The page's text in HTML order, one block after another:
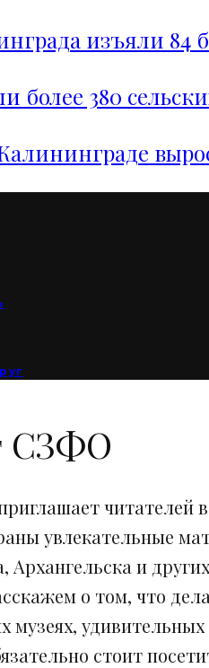
изъяли 84
более 380
СЗФО
читателей
увлекательные
Архангельска и
о том, что
музеях,
стоит